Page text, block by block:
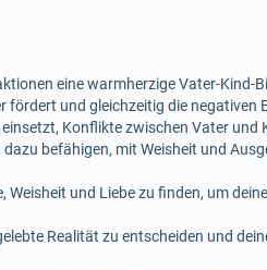
eine warmherzige Vater-Kind-
fördert und gleichzeitig die negativen
Konflikte zwischen Vater und
befähigen, mit Weisheit und
und Liebe zu finden, um
Realität zu entscheiden und